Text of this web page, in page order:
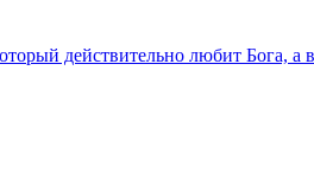
действительно любит Бога,